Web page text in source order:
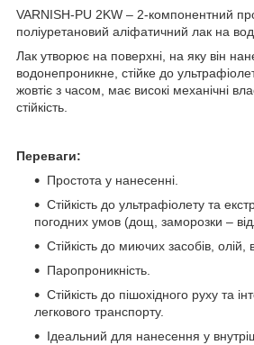
VARNISH-PU 2KW – 2-компонентний
поліуретановий аліфатичний лак на
Лак утворює на поверхні, на яку він
водонепроникне, стійке до
жовтіє з часом, має високі механічні
стійкість.
Переваги:
Простота у нанесенні.
Стійкість до ультрафіолету та
погодних умов (дощ, заморозки –
Стійкість до миючих засобів, олій,
Паропроникність.
Стійкість до пішохідного руху та
легкового транспорту.
Ідеальний для нанесення у